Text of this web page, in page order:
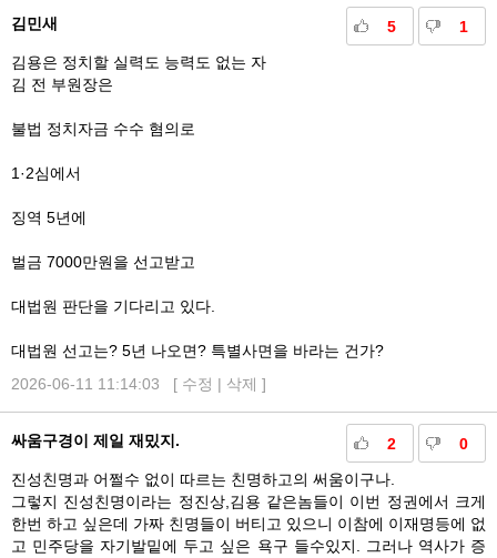
5 1
김민새
김용은 정치할 실력도 능력도 없는 자
김 전 부원장은
불법 정치자금 수수 혐의로
1·2심에서
징역 5년에
벌금 7000만원을 선고받고
대법원 판단을 기다리고 있다.
대법원 선고는? 5년 나오면? 특별사면을 바라는 건가?
2026-06-11 11:14:03 [ 수정 | 삭제 ]
2 0
싸움구경이 제일 재밌지.
진성친명과 어쩔수 없이 따르는 친명하고의 써움이구나.
그렇지 진성친명이라는 정진상,김용 같은놈들이 이번 정권에서 크게
한번 하고 싶은데 가짜 친명들이 버티고 있으니 이참에 이재명등에 없
고 민주당을 자기발밑에 두고 싶은 욕구 들수있지. 그러나 역사가 증